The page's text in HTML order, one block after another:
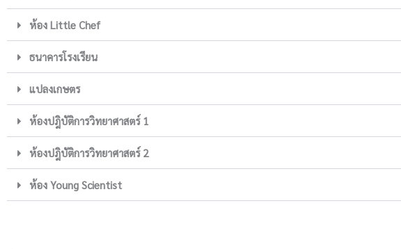
ห้อง Little Chef
ธนาคารโรงเรียน
แปลงเกษตร
ห้องปฎิบัติการวิทยาศาสตร์ 1
ห้องปฎิบัติการวิทยาศาสตร์ 2
ห้อง Young Scientist